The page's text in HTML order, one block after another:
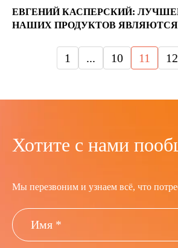
ЕВГЕНИЙ КАСПЕРСКИЙ:
НАШИХ ПРОДУКТОВ
1 ... 10 11 12
Хотите с нами
Мы перезвоним и узнаем всё, что